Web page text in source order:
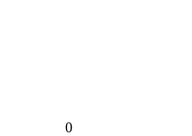
0